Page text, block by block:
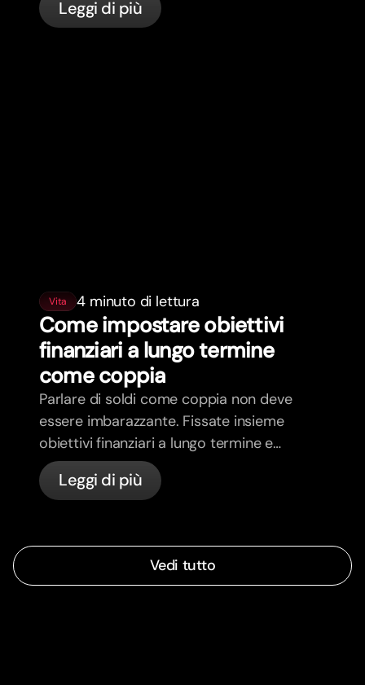
bunq protegge il tuo denaro
Leggi di più
Vita 4 minuto di lettura
Come impostare obiettivi
finanziari a lungo termine
come coppia
Parlare di soldi come coppia non deve
essere imbarazzante. Fissate insieme
obiettivi finanziari a lungo termine e
sentitevi più allineati.
Leggi di più
Vedi tutto